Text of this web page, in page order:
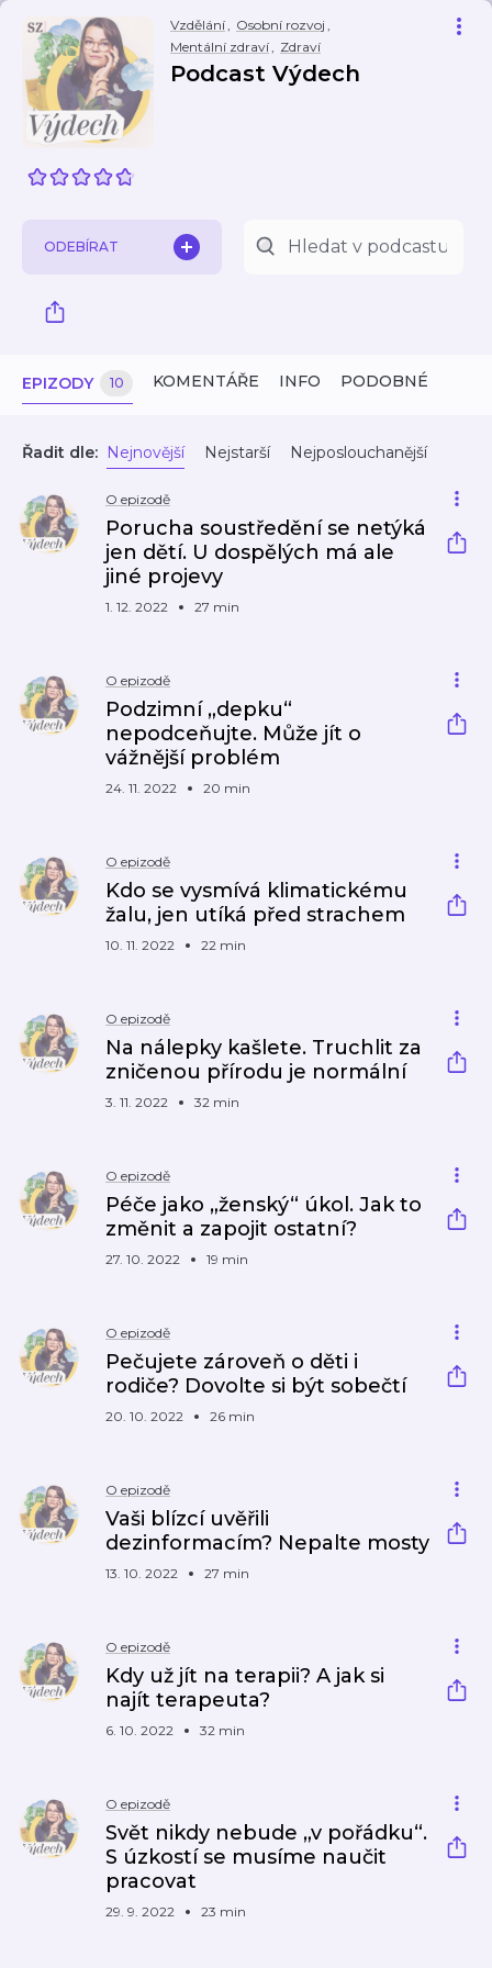
Vzdělání, Osobní rozvoj ,
Mentální zdraví, Zdraví
Podcast Výdech
ODEBÍRAT
EPIZODY 10 KOMENTÁŘE INFO PODOBNÉ
Řadit dle: Nejnovější Nejstarší Nejposlouchanější
O epizodě
Porucha soustředění se netýká
jen dětí. U dospělých má ale
jiné projevy
1. 12. 2022 27 min
O epizodě
Podzimní „depku“
nepodceňujte. Může jít o
vážnější problém
24. 11. 2022 20 min
O epizodě
Kdo se vysmívá klimatickému
žalu, jen utíká před strachem
10. 11. 2022 22 min
O epizodě
Na nálepky kašlete. Truchlit za
zničenou přírodu je normální
3. 11. 2022 32 min
O epizodě
Péče jako „ženský“ úkol. Jak to
změnit a zapojit ostatní?
27. 10. 2022 19 min
O epizodě
Pečujete zároveň o děti i
rodiče? Dovolte si být sobečtí
20. 10. 2022 26 min
O epizodě
Vaši blízcí uvěřili
dezinformacím? Nepalte mosty
13. 10. 2022 27 min
O epizodě
Kdy už jít na terapii? A jak si
najít terapeuta?
6. 10. 2022 32 min
O epizodě
Svět nikdy nebude „v pořádku“.
S úzkostí se musíme naučit
pracovat
29. 9. 2022 23 min